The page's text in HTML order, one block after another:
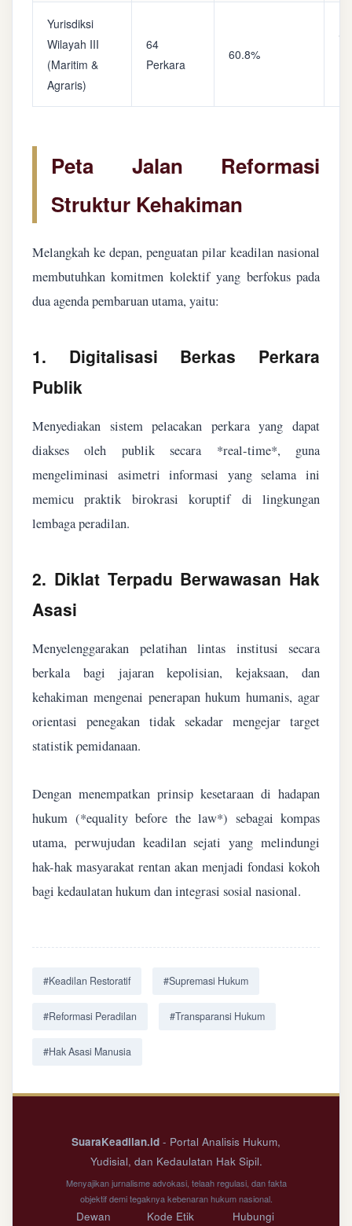
Yurisdiksi
Wilayah III
(Maritim &
Agraris)
64
Perkara
60.8%
Peta Jalan Reformasi
Struktur Kehakiman
Melangkah ke depan, penguatan pilar keadilan nasional
membutuhkan komitmen kolektif yang berfokus pada
dua agenda pembaruan utama, yaitu:
1. Digitalisasi Berkas Perkara
Publik
Menyediakan sistem pelacakan perkara yang dapat
diakses oleh publik secara *real-time*, guna
mengeliminasi asimetri informasi yang selama ini
memicu praktik birokrasi koruptif di lingkungan
lembaga peradilan.
2. Diklat Terpadu Berwawasan Hak
Asasi
Menyelenggarakan pelatihan lintas institusi secara
berkala bagi jajaran kepolisian, kejaksaan, dan
kehakiman mengenai penerapan hukum humanis, agar
orientasi penegakan tidak sekadar mengejar target
statistik pemidanaan.
Dengan menempatkan prinsip kesetaraan di hadapan
hukum (*equality before the law*) sebagai kompas
utama, perwujudan keadilan sejati yang melindungi
hak-hak masyarakat rentan akan menjadi fondasi kokoh
bagi kedaulatan hukum dan integrasi sosial nasional.
#Keadilan Restoratif #Supremasi Hukum
#Reformasi Peradilan #Transparansi Hukum
#Hak Asasi Manusia
SuaraKeadilan.id - Portal Analisis Hukum,
Yudisial, dan Kedaulatan Hak Sipil.
Menyajikan jurnalisme advokasi, telaah regulasi, dan fakta
objektif demi tegaknya kebenaran hukum nasional.
Dewan Kode Etik Hubungi